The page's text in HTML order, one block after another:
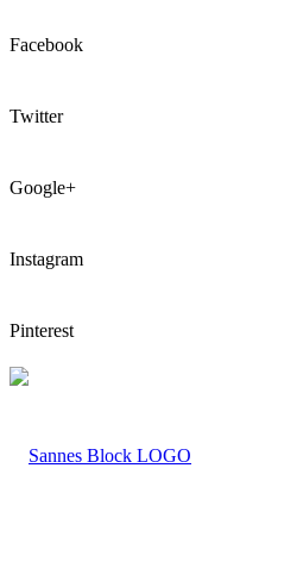
Facebook
Twitter
Google+
Instagram
Pinterest
LOGO